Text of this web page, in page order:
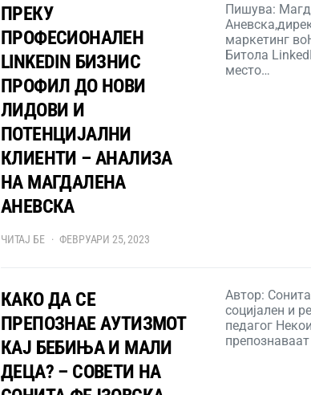
ПРЕКУ
ПРОФЕСИОНАЛЕН
LINKEDIN БИЗНИС
ПРОФИЛ ДО НОВИ
ЛИДОВИ И
ПОТЕНЦИЈАЛНИ
КЛИЕНТИ – АНАЛИЗА
НА МАГДАЛЕНА
АНЕВСКА
Пишува:
маркетинг
Битола
место…
ЧИТАЈ БЕ ФЕВРУАРИ 25, 2023
КАКО ДА СЕ
ПРЕПОЗНАЕ АУТИЗМОТ
КАЈ БЕБИЊА И МАЛИ
ДЕЦА? – СОВЕТИ НА
Автор:
социјален и
педагог